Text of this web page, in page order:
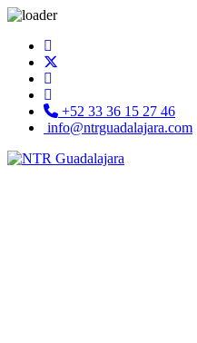
+52 33 36 15 27 46
info@ntrguadalajara.com